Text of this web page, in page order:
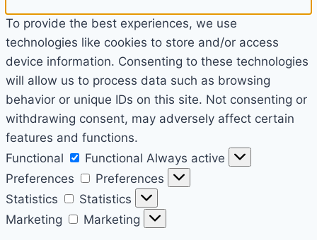
To provide the best experiences, we use
technologies like cookies to store and/or access
device information. Consenting to these technologies
will allow us to process data such as browsing
behavior or unique IDs on this site. Not consenting or
withdrawing consent, may adversely affect certain
features and functions.
Functional
Functional Always active
Preferences
Preferences
Statistics
Statistics
Marketing
Marketing